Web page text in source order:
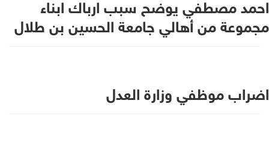
احمد مصطفي يوضح سبب ارباك ابناء
مجموعة من أهالي جامعة الحسين بن طلال
اضراب موظفي وزارة العدل